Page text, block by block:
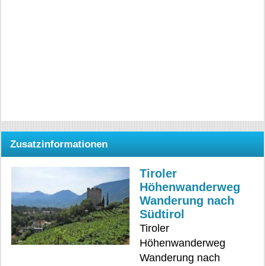
Zusatzinformationen
Tiroler
Höhenwanderweg
Wanderung nach
Südtirol
Tiroler
Höhenwanderweg
Wanderung nach